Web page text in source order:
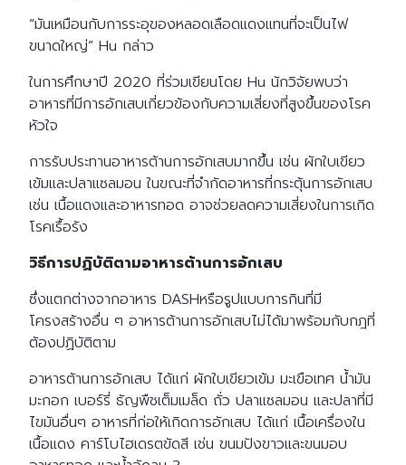
“มันเหมือนกับการระอุของหลอดเลือดแดงแทนที่จะเป็นไฟ
ขนาดใหญ่” Hu กล่าว
ในการศึกษาปี 2020 ที่ร่วมเขียนโดย Hu นักวิจัยพบว่า
อาหารที่มีการอักเสบเกี่ยวข้องกับความเสี่ยงที่สูงขึ้นของโรค
หัวใจ
การรับประทานอาหารต้านการอักเสบมากขึ้น เช่น ผักใบเขียว
เข้มและปลาแซลมอน ในขณะที่จำกัดอาหารที่กระตุ้นการอักเสบ
เช่น เนื้อแดงและอาหารทอด อาจช่วยลดความเสี่ยงในการเกิด
โรคเรื้อรัง
วิธีการปฏิบัติตามอาหารต้านการอักเสบ
ซึ่งแตกต่างจากอาหาร DASHหรือรูปแบบการกินที่มี
โครงสร้างอื่น ๆ อาหารต้านการอักเสบไม่ได้มาพร้อมกับกฎที่
ต้องปฏิบัติตาม
อาหารต้านการอักเสบ ได้แก่ ผักใบเขียวเข้ม มะเขือเทศ น้ำมัน
มะกอก เบอร์รี่ ธัญพืชเต็มเมล็ด ถั่ว ปลาแซลมอน และปลาที่มี
ไขมันอื่นๆ อาหารที่ก่อให้เกิดการอักเสบ ได้แก่ เนื้อเครื่องใน
เนื้อแดง คาร์โบไฮเดรตขัดสี เช่น ขนมปังขาวและขนมอบ